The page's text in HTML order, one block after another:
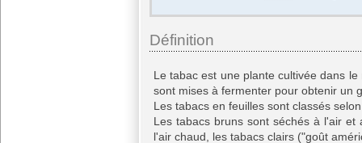
Définition
Le tabac est une plante cultivée dans
sont mises à fermenter pour obtenir un
Les tabacs en feuilles sont classés
Les tabacs bruns sont séchés à l'air
l'air chaud, les tabacs clairs ("goût